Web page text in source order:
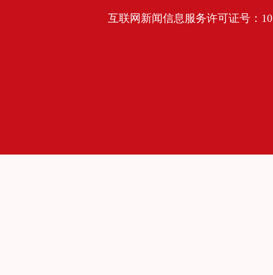
互联网新闻信息服务许可证号：